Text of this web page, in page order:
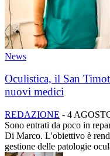
News
Oculistica, il San
nuovi medici
REDAZIONE - 4
Sono entrati da poco in
Di Marco. L'obiettivo è
gestione delle patologie